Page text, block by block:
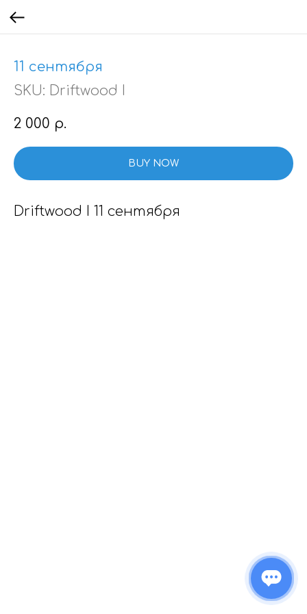
11 сентября
SKU: Driftwood I
2 000 р.
BUY NOW
Driftwood I 11 сентября